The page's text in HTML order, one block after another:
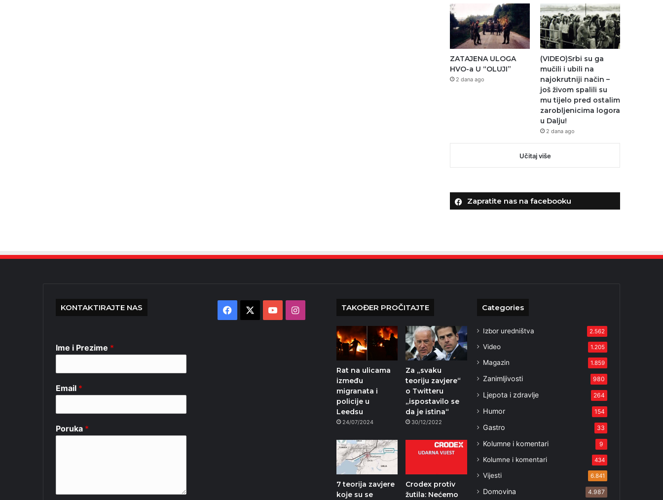
ZATAJENA ULOGA
HVO-a U “OLUJI”
2 dana ago
(VIDEO)Srbi su ga
mučili i ubili na
najokrutniji način –
još živom spalili su
mu tijelo pred ostalim
zarobljenicima logora
u Dalju!
2 dana ago
Učitaj više
Zapratite nas na facebooku
KONTAKTIRAJTE NAS
Ime i Prezime *
Email *
Poruka *
Facebook YouTubeInstagram TAKOĐER PROČITAJTE
Rat na ulicama
između
migranata i
policije u
Leedsu
24/07/2024
Za „svaku
teoriju zavjere“
o Twitteru
„ispostavilo se
da je istina“
30/12/2022
7 teorija zavjere
koje su se
Crodex protiv
žutila: Nećemo
Categories
Izbor uredništva 2.562
Video 1.205
Magazin 1.859
Zanimljivosti 980
Ljepota i zdravlje 264
Humor 154
Gastro 33
Kolumne i komentari 9
Kolumne i komentari 434
Vijesti 6.841
Domovina 4.987